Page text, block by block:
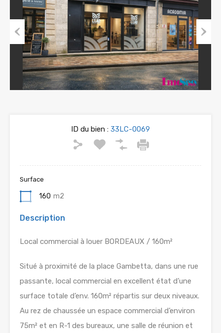
Previous Next
ID du bien : 33LC-0069
Surface
160 m2
Description
Local commercial à louer BORDEAUX / 160m²
Situé à proximité de la place Gambetta, dans une rue
passante, local commercial en excellent état d’une
surface totale d’env. 160m² répartis sur deux niveaux.
Au rez de chaussée un espace commercial d’environ
75m² et en R-1 des bureaux, une salle de réunion et